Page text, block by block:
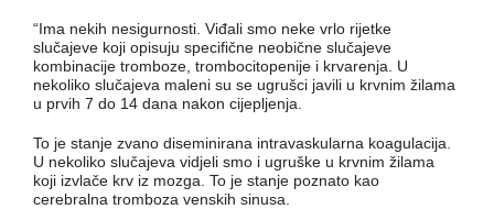
“Ima nekih nesigurnosti. Viđali smo neke vrlo rijetke
slučajeve koji opisuju specifične neobične slučajeve
kombinacije tromboze, trombocitopenije i krvarenja. U
nekoliko slučajeva maleni su se ugrušci javili u krvnim žilama
u prvih 7 do 14 dana nakon cijepljenja.
To je stanje zvano diseminirana intravaskularna koagulacija.
U nekoliko slučajeva vidjeli smo i ugruške u krvnim žilama
koji izvlače krv iz mozga. To je stanje poznato kao
cerebralna tromboza venskih sinusa.